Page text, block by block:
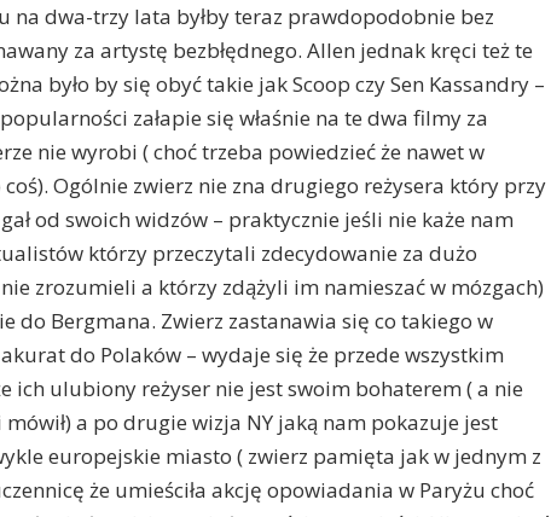
na dwa-trzy lata byłby teraz prawdopodobnie bez
za artystę bezbłędnego. Allen jednak kręci też te
było by się obyć takie jak Scoop czy Sen Kassandry –
załapie się właśnie na te dwa filmy za
nie wyrobi ( choć trzeba powiedzieć że nawet w
Ogólnie zwierz nie zna drugiego reżysera który przy
od swoich widzów – praktycznie jeśli nie każe nam
którzy przeczytali zdecydowanie za dużo
zrozumieli a którzy zdążyli im namieszać w mózgach)
do Bergmana. Zwierz zastanawia się co takiego w
do Polaków – wydaje się że przede wszystkim
ich ulubiony reżyser nie jest swoim bohaterem ( a nie
a po drugie wizja NY jaką nam pokazuje jest
europejskie miasto ( zwierz pamięta jak w jednym z
że umieściła akcję opowiadania w Paryżu choć